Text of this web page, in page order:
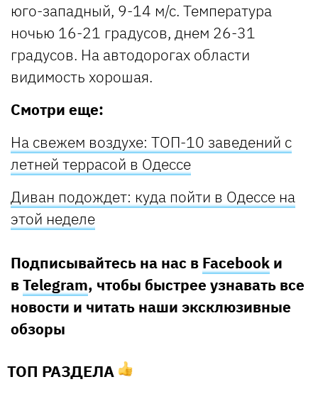
юго-западный, 9-14 м/с. Температура
ночью 16-21 градусов, днем 26-31
градусов. На автодорогах области
видимость хорошая.
Смотри еще:
На свежем воздухе: ТОП-10 заведений с
летней террасой в Одессе
Диван подождет: куда пойти в Одессе на
этой неделе
Подписывайтесь на нас в Facebook и
вTelegram, чтобы быстрее узнавать все
новости и читать наши эксклюзивные
обзоры
ТОП РАЗДЕЛА